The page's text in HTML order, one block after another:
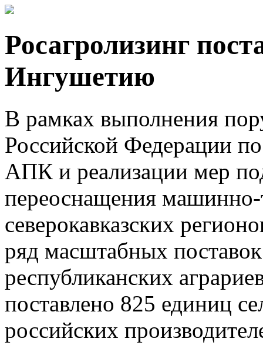
Росагролизинг
Ингушетию
В рамках выполнения
Российской Федерации
АПК и реализации мер
переоснащения машинно-
северокавказских
ряд масштабных
республиканских
поставлено 825 единиц
российских